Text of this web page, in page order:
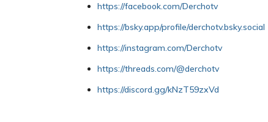
https://facebook.com/Derchotv
https://bsky.app/profile/derchotv.bsky.social
https://instagram.com/Derchotv
https://threads.com/@derchotv
https://discord.gg/kNzT59zxVd